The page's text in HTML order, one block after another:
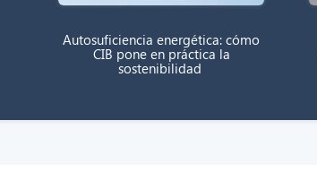
Autosuficiencia energética: cómo
CIB pone en práctica la
sostenibilidad